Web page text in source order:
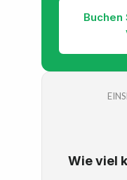
Buchen
Wie viel